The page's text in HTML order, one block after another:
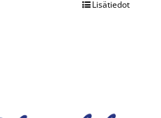
Lisätiedot